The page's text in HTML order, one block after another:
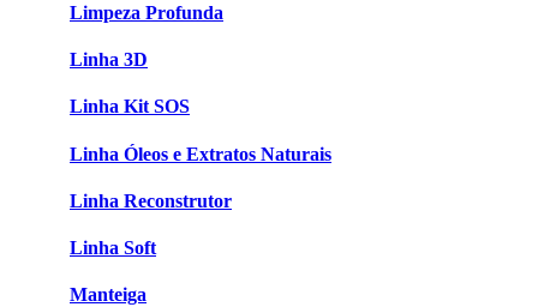
Limpeza Profunda
Linha 3D
Linha Kit SOS
Linha Óleos e Extratos Naturais
Linha Reconstrutor
Linha Soft
Manteiga